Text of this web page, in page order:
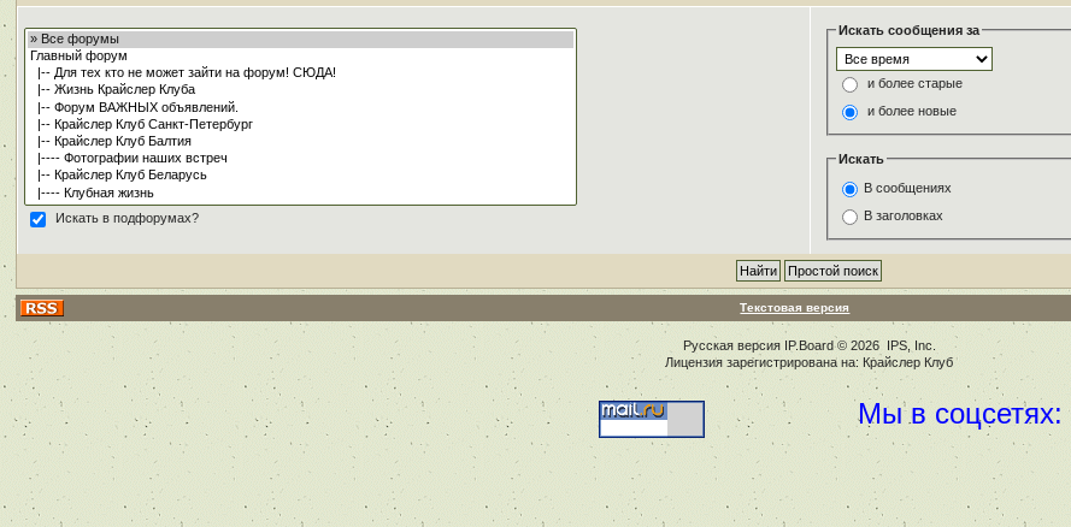
Искать в подфорумах?
Искать сообщения за
и более старые
и более новые
Искать
В сообщениях
В заголовках
Текстовая версия
Русская версия IP.Board© 2026 IPS, Inc
Лицензия зарегистрирована на: Крайслер Клуб
Мы в соцсетях: